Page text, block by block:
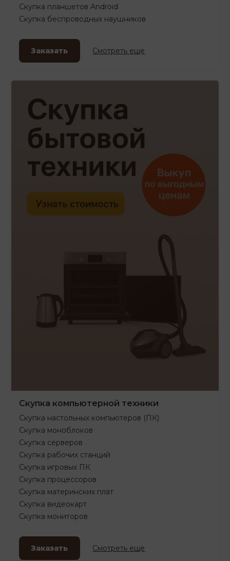
Скупка планшетов Android
Скупка беспроводных наушников
Заказать Смотреть еще
Скупка компьютерной техники
Скупка настольных компьютеров (ПК)
Скупка моноблоков
Скупка серверов
Скупка рабочих станций
Скупка игровых ПК
Скупка процессоров
Скупка материнских плат
Скупка видеокарт
Скупка мониторов
Заказать Смотреть еще